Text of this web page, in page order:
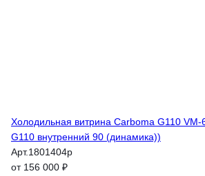
Холодильная витрина Carboma G110
G110 внутренний 90 (динамика))
Арт.1801404p
от 156 000 ₽